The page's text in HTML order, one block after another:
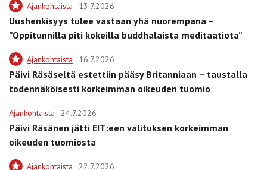
Ajankohtaista 13.7.2026
Uushenkisyys tulee vastaan yhä nuorempana –
”Oppitunnilla piti kokeilla buddhalaista meditaatiota”
Ajankohtaista 16.7.2026
Päivi Räsäseltä estettiin pääsy Britanniaan – taustalla
todennäköisesti korkeimman oikeuden tuomio
Ajankohtaista 24.7.2026
Päivi Räsänen jätti EIT:een valituksen korkeimman
oikeuden tuomiosta
Ajankohtaista 22.7.2026